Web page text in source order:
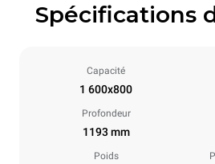
Spécifications
Capacité
1 600x800
Profondeur
1193 mm
Poids